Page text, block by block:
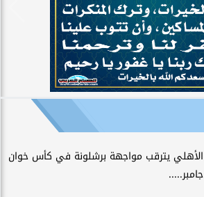
الأهلي يترقب مواجهة برشلونة في كأس خوان
جامبر.....